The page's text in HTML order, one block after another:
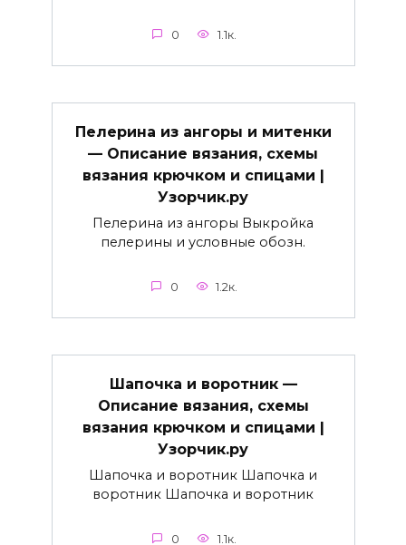
0 1.1к.
Пелерина из ангоры и митенки
— Описание вязания, схемы
вязания крючком и спицами |
Узорчик.ру
Пелерина из ангоры Выкройка
пелерины и условные обозн.
0 1.2к.
Шапочка и воротник —
Описание вязания, схемы
вязания крючком и спицами |
Узорчик.ру
Шапочка и воротник Шапочка и
воротник Шапочка и воротник
0 1.1к.